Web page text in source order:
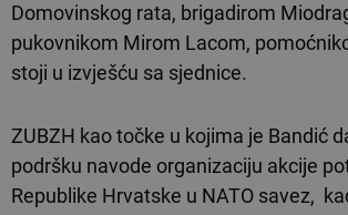
Domovinskog rata, brigadirom
pukovnikom Mirom Lacom,
stoji u izvješću sa sjednice.
ZUBZH kao točke u kojima je Bandić
podršku navode organizaciju akcije
Republike Hrvatske u NATO savez,